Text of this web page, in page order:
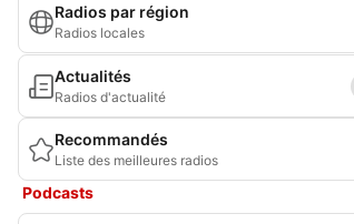
Radios par région
Radios locales
Actualités
Radios d'actualité
Recommandés
Liste des meilleures radios
Podcasts